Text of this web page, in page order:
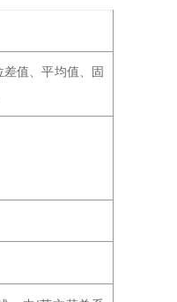
值、平均值、固